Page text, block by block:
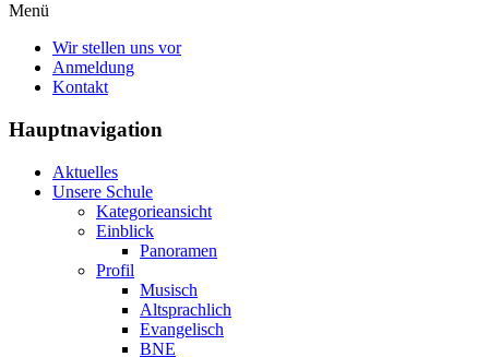
Menü
Wir stellen uns vor
Anmeldung
Kontakt
Hauptnavigation
Aktuelles
Unsere Schule
Kategorieansicht
Einblick
Panoramen
Profil
Musisch
Altsprachlich
Evangelisch
BNE